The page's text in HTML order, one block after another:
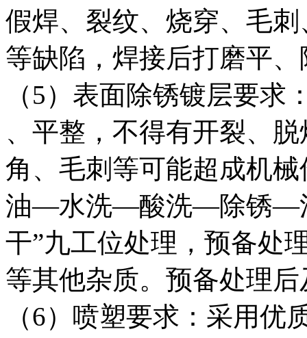
假焊、裂纹、烧穿、毛
等缺陷，焊接后打磨平
（5）表面除锈镀层要
、平整，不得有开裂、
角、毛刺等可能超成机
油—水洗—酸洗—除锈
干”九工位处理，预备处
等其他杂质。预备处理
（6）喷塑要求：采用